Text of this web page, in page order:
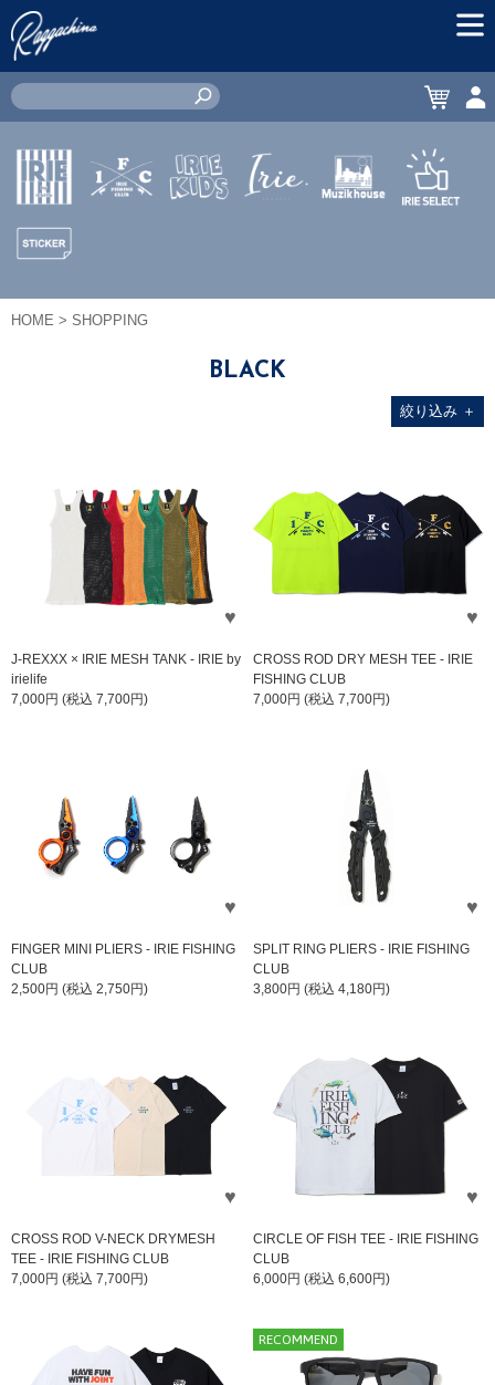
IRIE by
irielife
STICKER
HOME > SHOPPING
BLACK
絞り込み ＋
J-REXXX × IRIE MESH TANK - IRIE by
irielife
7,000円 (税込 7,700円)
CROSS ROD DRY MESH TEE - IRIE
FISHING CLUB
7,000円 (税込 7,700円)
FINGER MINI PLIERS - IRIE FISHING
CLUB
2,500円 (税込 2,750円)
SPLIT RING PLIERS - IRIE FISHING
CLUB
3,800円 (税込 4,180円)
CROSS ROD V-NECK DRYMESH
TEE - IRIE FISHING CLUB
7,000円 (税込 7,700円)
CIRCLE OF FISH TEE - IRIE FISHING
CLUB
6,000円 (税込 6,600円)
RECOMMEND